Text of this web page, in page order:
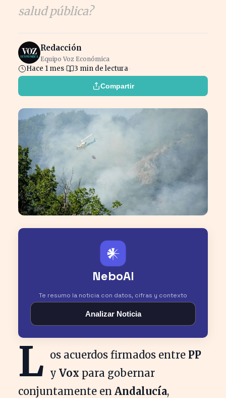
salud pública?
Redacción
Equipo Voz Económica
Hace 1 mes 3 min de lectura
Compartir
𒀭
NeboAI
Te resumo la noticia con datos, cifras y contexto
Analizar Noticia
L os acuerdos firmados entre PP
y Vox para gobernar
conjuntamente en Andalucía,